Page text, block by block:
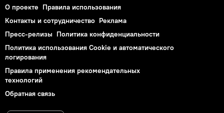
О проекте Правила использования
Контакты и сотрудничество Реклама
Пресс-релизы Политика конфиденциальности
Политика использования Cookie и автоматического
логирования
Правила применения рекомендательных
технологий
Обратная связь